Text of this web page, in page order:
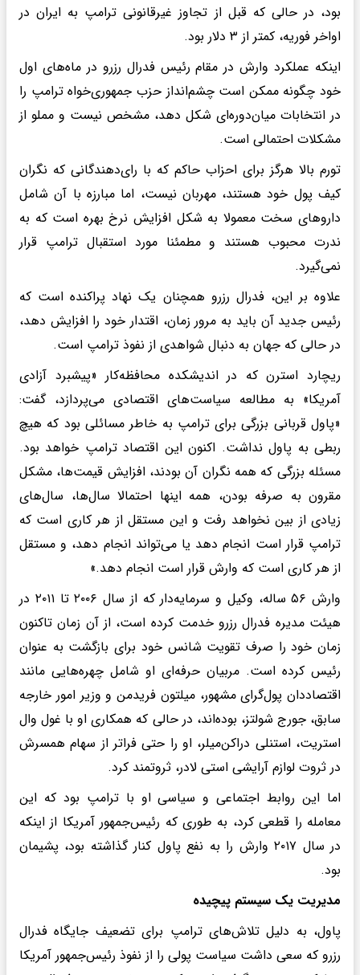
بود، در حالی که قبل از تجاوز غیرقانونی ترامپ به ایران در
اواخر فوریه، کمتر از ۳ دلار بود.
اینکه عملکرد وارش در مقام رئیس فدرال رزرو در ماه‌های اول
خود چگونه ممکن است چشم‌انداز حزب جمهوری‌خواه ترامپ را
در انتخابات میان‌دوره‌ای شکل دهد، مشخص نیست و مملو از
مشکلات احتمالی است.
تورم بالا هرگز برای احزاب حاکم که با رای‌دهندگانی که نگران
کیف پول خود هستند، مهربان نیست، اما مبارزه با آن شامل
داروهای سخت معمولا به شکل افزایش نرخ بهره است که به
ندرت محبوب هستند و مطمئنا مورد استقبال ترامپ قرار
نمی‌گیرد.
علاوه بر این، فدرال رزرو همچنان یک نهاد پراکنده است که
رئیس جدید آن باید به مرور زمان، اقتدار خود را افزایش دهد،
در حالی که جهان به دنبال شواهدی از نفوذ ترامپ است.
ریچارد استرن که در اندیشکده محافظه‌کار «پیشبرد آزادی
آمریکا» به مطالعه سیاست‌های اقتصادی می‌پردازد، گفت:
«پاول قربانی بزرگی برای ترامپ به خاطر مسائلی بود که هیچ
ربطی به پاول نداشت. اکنون این اقتصاد ترامپ خواهد بود.
مسئله بزرگی که همه نگران آن بودند، افزایش قیمت‌ها، مشکل
مقرون به صرفه بودن، همه اینها احتمالا سال‌ها، سال‌های
زیادی از بین نخواهد رفت و این مستقل از هر کاری است که
ترامپ قرار است انجام دهد یا می‌تواند انجام دهد، و مستقل
از هر کاری است که وارش قرار است انجام دهد.»
وارش ۵۶ ساله، وکیل و سرمایه‌دار که از سال ۲۰۰۶ تا ۲۰۱۱ در
هیئت مدیره فدرال رزرو خدمت کرده است، از آن زمان تاکنون
زمان خود را صرف تقویت شانس خود برای بازگشت به عنوان
رئیس کرده است. مربیان حرفه‌ای او شامل چهره‌هایی مانند
اقتصاددان پول‌گرای مشهور، میلتون فریدمن و وزیر امور خارجه
سابق، جورج شولتز، بوده‌اند، در حالی که همکاری او با غول وال
استریت، استنلی دراکن‌میلر، او را حتی فراتر از سهام همسرش
در ثروت لوازم آرایشی استی لادر، ثروتمند کرد.
اما این روابط اجتماعی و سیاسی او با ترامپ بود که این
معامله را قطعی کرد، به طوری که رئیس‌جمهور آمریکا از اینکه
در سال ۲۰۱۷ وارش را به نفع پاول کنار گذاشته بود، پشیمان
بود.
مدیریت یک سیستم پیچیده
پاول، به دلیل تلاش‌های ترامپ برای تضعیف جایگاه فدرال
رزرو که سعی داشت سیاست پولی را از نفوذ رئیس‌جمهور آمریکا